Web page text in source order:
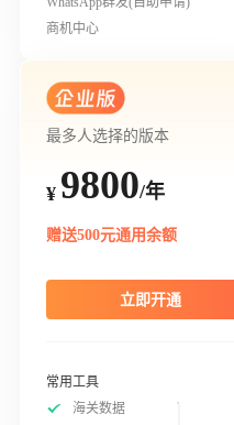
商机中心
最多人选择的版本
¥ 9800/年
赠送500元通用余额
立即开通
常用工具
海关数据